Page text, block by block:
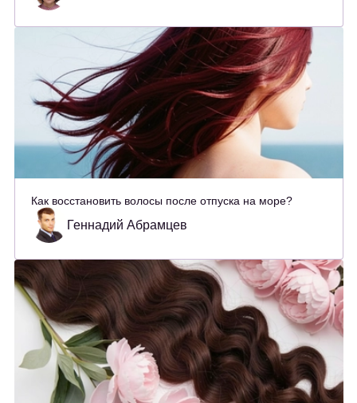
Как восстановить волосы после отпуска на море?
Геннадий Абрамцев